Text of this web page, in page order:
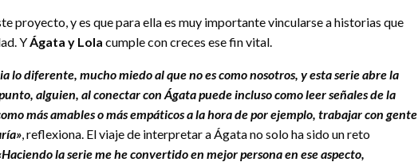
proyecto, y es que para ella es muy importante vincularse a historias que
YÁgata y Lola cumple con creces ese fin vital.
lo diferente, mucho miedo al que no es como nosotros, y esta serie abre la
alguien, al conectar con Ágata puede incluso como leer señales de la
más amables o más empáticos a la hora de por ejemplo, trabajar con gente
, reflexiona. El viaje de interpretar a Ágata no solo ha sido un reto
la serie me he convertido en mejor persona en ese aspecto,